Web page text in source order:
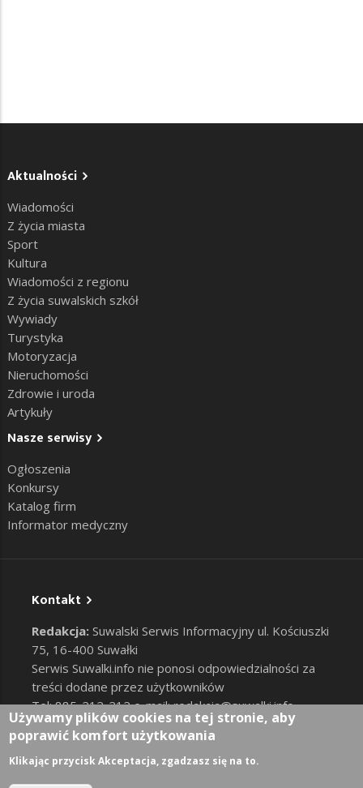
Aktualności
Wiadomości
Z życia miasta
Sport
Kultura
Wiadomości z regionu
Z życia suwalskich szkół
Wywiady
Turystyka
Motoryzacja
Nieruchomości
Zdrowie i uroda
Artykuły
Nasze serwisy
Ogłoszenia
Konkursy
Katalog firm
Informator medyczny
Kontakt
Redakcja: Suwalski Serwis Informacyjny ul. Kościuszki
75, 16-400 Suwałki
Serwis Suwalki.info nie ponosi odpowiedzialności za
treści dodane przez użytkowników
Tel: 885-212-212 e-mail:redakcja@suwalki.info,
reklama@suwalki.info
RODO |Cookies
User account menu
Zaloguj
Używamy plików cookies na tej stronie, aby
poprawić komfort użytkowania
Klikając przycisk Akceptacja, zgadzasz się na to.